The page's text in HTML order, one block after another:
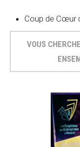
Coup de Cœur
VOUS